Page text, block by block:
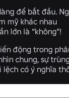
để bắt đầu.
mỹ khác nhau
lớn là “không”!
động trong
chung, sự
lệch có ý nghĩa